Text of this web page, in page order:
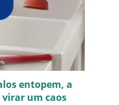
entopem, a
um caos